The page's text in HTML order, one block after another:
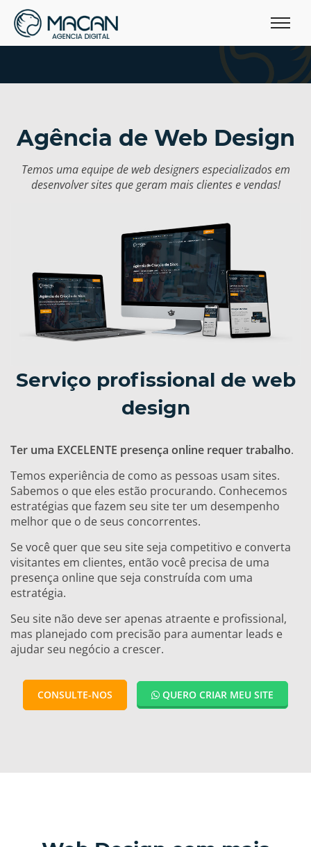
Agência de Web Design
Temos uma equipe de web designers especializados em
desenvolver sites que geram mais clientes e vendas!
Serviço profissional de web
design
Ter uma EXCELENTE presença online requer trabalho.
Temos experiência de como as pessoas usam sites.
Sabemos o que eles estão procurando. Conhecemos
estratégias que fazem seu site ter um desempenho
melhor que o de seus concorrentes.
Se você quer que seu site seja competitivo e converta
visitantes em clientes, então você precisa de uma
presença online que seja construída com uma
estratégia.
Seu site não deve ser apenas atraente e profissional,
mas planejado com precisão para aumentar leads e
ajudar seu negócio a crescer.
CONSULTE-NOS QUERO CRIAR MEU SITE